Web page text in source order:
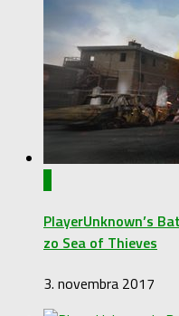
PlayerUnknown’s
zo Sea of Thieves
3. novembra 2017